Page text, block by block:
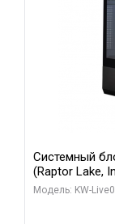
Системный
(Raptor Lake,
модуля)/ Palit
Модель: KW-